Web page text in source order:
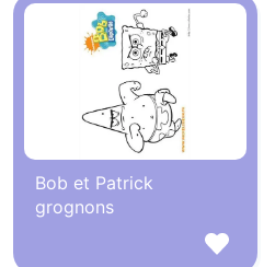
Bob et Patrick
grognons